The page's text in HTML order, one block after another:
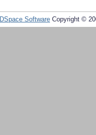
DSpace Software Copyright ©